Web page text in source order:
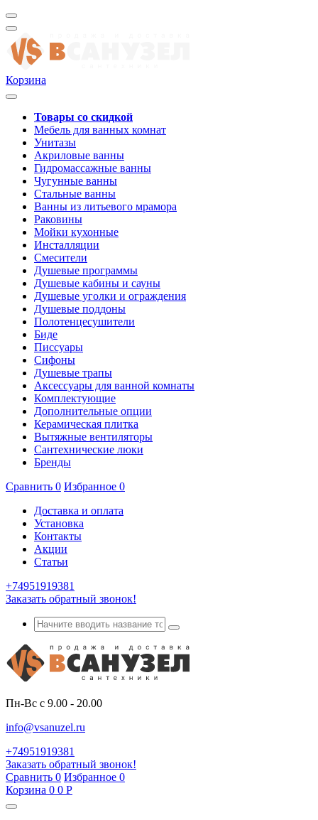
Корзина
Товары со скидкой
Мебель для ванных комнат
Унитазы
Акриловые ванны
Гидромассажные ванны
Чугунные ванны
Стальные ванны
Ванны из литьевого мрамора
Раковины
Мойки кухонные
Инсталляции
Смесители
Душевые программы
Душевые кабины и сауны
Душевые уголки и ограждения
Душевые поддоны
Полотенцесушители
Биде
Писсуары
Сифоны
Душевые трапы
Аксессуары для ванной комнаты
Комплектующие
Дополнительные опции
Керамическая плитка
Вытяжные вентиляторы
Сантехнические люки
Бренды
Сравнить 0 Избранное 0
Доставка и оплата
Установка
Контакты
Акции
Статьи
+74951919381
Заказать обратный звонок!
Пн-Вс с 9.00 - 20.00
info@vsanuzel.ru
+74951919381
Заказать обратный звонок!
Сравнить 0 Избранное 0
Корзина 0 0 Р